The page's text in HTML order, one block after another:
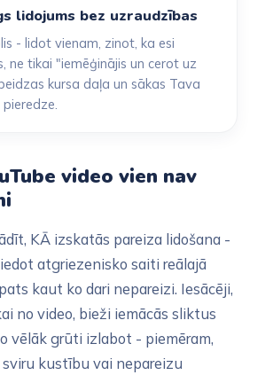
lidojums bez uzraudzības
- lidot vienam, zinot, ka esi
ne tikai "iemēģinājis un cerot uz
kursa daļa un sākas Tava
video vien nav
KĀ izskatās pareiza lidošana -
atgriezenisko saiti reālajā
kaut ko dari nepareizi. Iesācēji,
no video, bieži iemācās sliktus
vēlāk grūti izlabot - piemēram,
kustību vai nepareizu